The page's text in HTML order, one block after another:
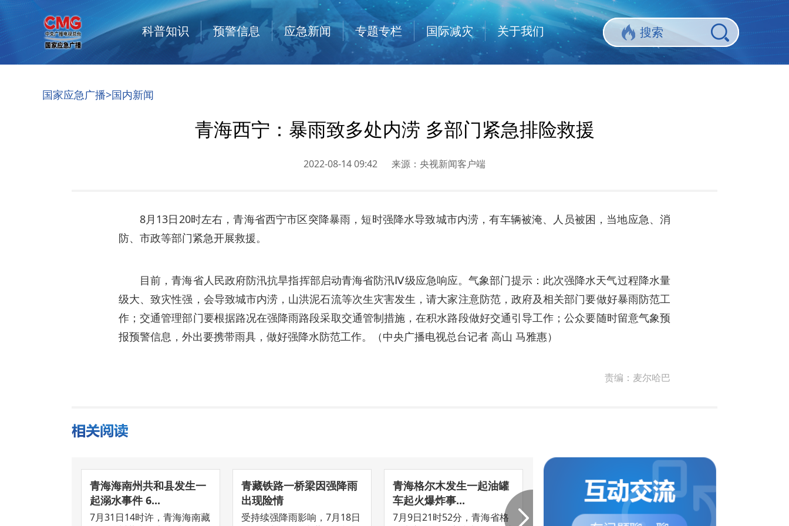
科普知识 预警信息 应急新闻 专题专栏 国际减灾 关于我们
国家应急广播>国内新闻
青海西宁：暴雨致多处内涝 多部门紧急排险救援
2022-08-14 09:42 来源： 央视新闻客户端
8月13日20时左右，青海省西宁市区突降暴雨，短时强降水导致城市内涝，有车辆被淹、人员被困，当地应急、消
防、市政等部门紧急开展救援。
目前，青海省人民政府防汛抗旱指挥部启动青海省防汛Ⅳ级应急响应。气象部门提示：此次强降水天气过程降水量
级大、致灾性强，会导致城市内涝，山洪泥石流等次生灾害发生，请大家注意防范，政府及相关部门要做好暴雨防范工
作；交通管理部门要根据路况在强降雨路段采取交通管制措施，在积水路段做好交通引导工作；公众要随时留意气象预
报预警信息，外出要携带雨具，做好强降水防范工作。（中央广播电视总台记者 高山 马雅惠）
责编： 麦尔哈巴
青海海南州共和县发生一
起溺水事件 6...
7月31日14时许，青海海南藏
青藏铁路一桥梁因强降雨
出现险情
受持续强降雨影响，7月18日
青海格尔木发生一起油罐
车起火爆炸事...
7月9日21时52分，青海省格
青海西宁市实现社会面清
目前，西宁市已连续四日无新
青海西宁城西区第
管控小区解封